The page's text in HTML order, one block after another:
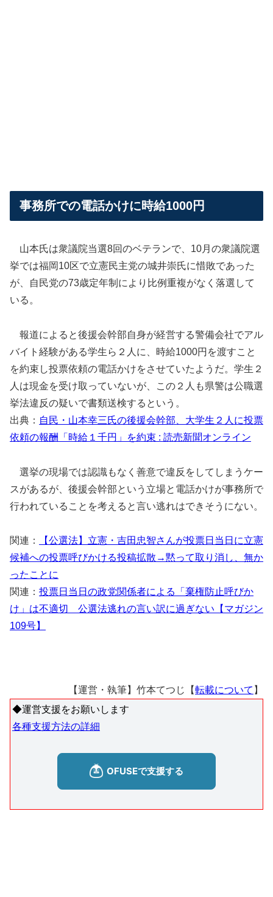
事務所での電話かけに時給1000円
山本氏は衆議院当選8回のベテランで、10月の衆議院選
挙では福岡10区で立憲民主党の城井崇氏に惜敗であった
が、自民党の73歳定年制により比例重複がなく落選して
いる。
報道によると後援会幹部自身が経営する警備会社でアル
バイト経験がある学生ら２人に、時給1000円を渡すこと
を約束し投票依頼の電話かけをさせていたようだ。学生２
人は現金を受け取っていないが、この２人も県警は公職選
挙法違反の疑いで書類送検するという。
出典： 自民・山本幸三氏の後援会幹部、大学生２人に投票
依頼の報酬「時給１千円」を約束 : 読売新聞オンライン
選挙の現場では認識もなく善意で違反をしてしまうケー
スがあるが、後援会幹部という立場と電話かけが事務所で
行われていることを考えると言い逃れはできそうにない。
関連：
【公選法】立憲・吉田忠智さんが投票日当日に立憲
候補への投票呼びかける投稿拡散→黙って取り消し、無か
ったことに
関連： 投票日当日の政党関係者による「棄権防止呼びか
け」は不適切 公選法逃れの言い訳に過ぎない【マガジン
109号】
【運営・執筆】竹本てつじ【転載について 】
◆運営支援をお願いします
各種支援方法の詳細